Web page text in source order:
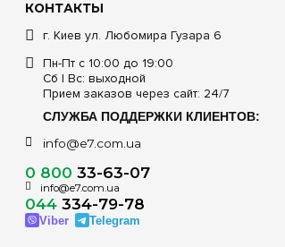
КОНТАКТЫ
г. Киев ул. Любомира Гузара 6
Пн-Пт с 10:00 до 19:00
Сб | Вс: выходной
Прием заказов через сайт: 24/7
СЛУЖБА ПОДДЕРЖКИ КЛИЕНТОВ:
info@e7.com.ua
0 800 33-63-07
info@e7.com.ua
044334-79-78
Viber Telegram